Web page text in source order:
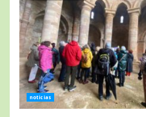
noticias